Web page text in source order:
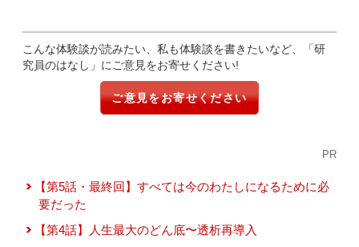
こんな体験談が読みたい、私も体験談を書きたいなど、「研
究員のはなし」にご意見をお寄せください!
ご意見をお寄せください
PR
【第5話・最終回】すべては今のわたしになるために必
要だった
【第4話】人生最大のどん底〜透析再導入